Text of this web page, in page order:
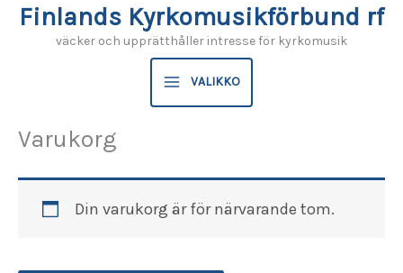
Finlands Kyrkomusikförbund rf
väcker och upprätthåller intresse för kyrkomusik
VALIKKO
Varukorg
Din varukorg är för närvarande tom.